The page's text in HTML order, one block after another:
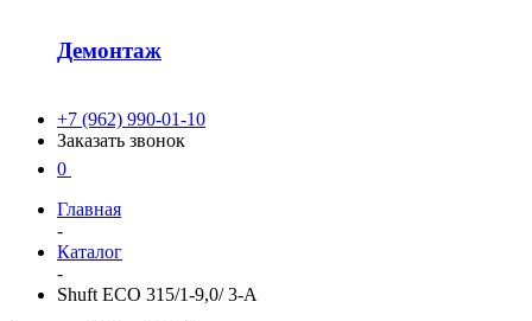
Демонтаж
+7 (962) 990-01-10
Заказать звонок
0
Главная
-
Каталог
-
Shuft ECO 315/1-9,0/ 3-A